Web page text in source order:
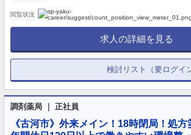
勤2～3日間） など
閲覧状況
求人の詳細を見る
検討リスト（要ログイ
調剤薬局 ｜ 正社員
《古河市》外来メイン！18時閉局！処